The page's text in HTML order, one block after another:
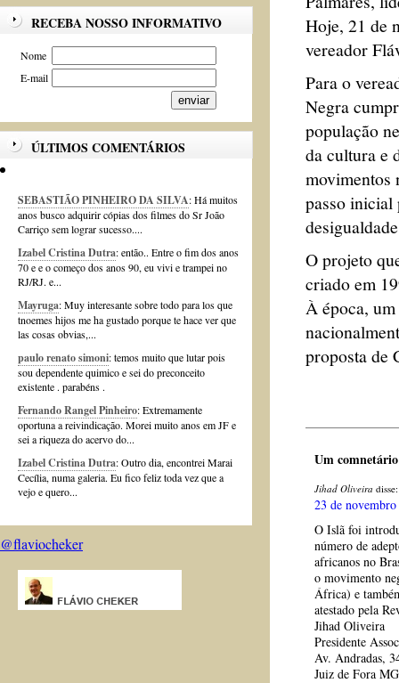
RECEBA NOSSO INFORMATIVO
Nome
E-mail
ÚLTIMOS COMENTÁRIOS
SEBASTIÃO PINHEIRO DA SILVA: Há muitos
anos busco adquirir cópias dos filmes do Sr João
Carriço sem lograr sucesso....
Izabel Cristina Dutra: então.. Entre o fim dos anos
70 e e o começo dos anos 90, eu vivi e trampei no
RJ/RJ. e...
Mayruga: Muy interesante sobre todo para los que
tnoemes hijos me ha gustado porque te hace ver que
las cosas obvias,...
paulo renato simoni: temos muito que lutar pois
sou dependente quimico e sei do preconceito
existente . parabéns .
Fernando Rangel Pinheiro: Extremamente
oportuna a reivindicação. Morei muito anos em JF e
sei a riqueza do acervo do...
Izabel Cristina Dutra: Outro dia, encontrei Marai
Cecília, numa galeria. Eu fico feliz toda vez que a
vejo e quero...
@flaviocheker
Hoje, 21 de
vereador
Para o
Negra
população
da cultura e
movimentos
passo inicial
O projeto
criado em
À época,
proposta de
Um
Jihad Oliveira disse:
23 de
O Islã foi
número de
africanos no
o movimento
África) e
atestado pela
Jihad Oliveira
Presidente
Av. Andradas,
Juiz de Fora MG